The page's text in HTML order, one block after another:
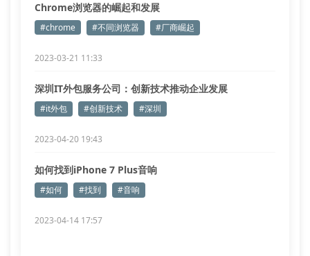
Chrome浏览器的崛起和发展
#chrome #不同浏览器 #厂商崛起
2023-03-21 11:33
深圳IT外包服务公司：创新技术推动企业发展
#it外包 #创新技术 #深圳
2023-04-20 19:43
如何找到iPhone 7 Plus音响
#如何 #找到 #音响
2023-04-14 17:57